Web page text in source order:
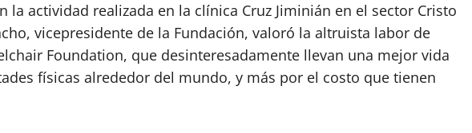
la actividad realizada en la clínica Cruz Jiminián en el sector Cristo
vicepresidente de la Fundación, valoró la altruista labor de
Foundation, que desinteresadamente llevan una mejor vida
físicas alrededor del mundo, y más por el costo que tienen